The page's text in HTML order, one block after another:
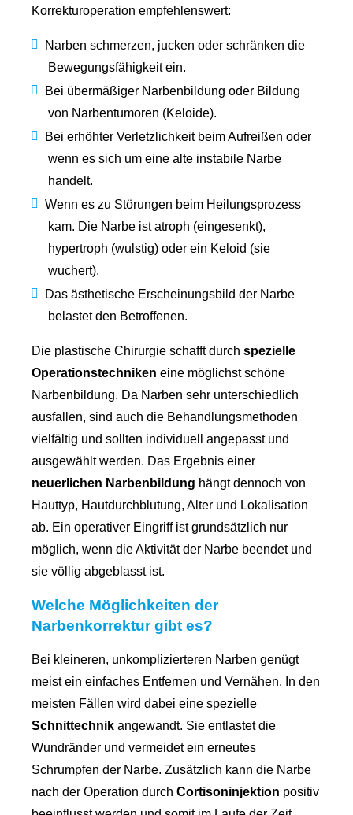
Korrekturoperation empfehlenswert:
Narben schmerzen, jucken oder schränken die
Bewegungsfähigkeit ein.
Bei übermäßiger Narbenbildung oder Bildung
von Narbentumoren (Keloide).
Bei erhöhter Verletzlichkeit beim Aufreißen oder
wenn es sich um eine alte instabile Narbe
handelt.
Wenn es zu Störungen beim Heilungsprozess
kam. Die Narbe ist atroph (eingesenkt),
hypertroph (wulstig) oder ein Keloid (sie
wuchert).
Das ästhetische Erscheinungsbild der Narbe
belastet den Betroffenen.
Die plastische Chirurgie schafft durch spezielle
Operationstechniken eine möglichst schöne
Narbenbildung. Da Narben sehr unterschiedlich
ausfallen, sind auch die Behandlungsmethoden
vielfältig und sollten individuell angepasst und
ausgewählt werden. Das Ergebnis einer
neuerlichen Narbenbildung hängt dennoch von
Hauttyp, Hautdurchblutung, Alter und Lokalisation
ab. Ein operativer Eingriff ist grundsätzlich nur
möglich, wenn die Aktivität der Narbe beendet und
sie völlig abgeblasst ist.
Welche Möglichkeiten der
Narbenkorrektur gibt es?
Bei kleineren, unkomplizierteren Narben genügt
meist ein einfaches Entfernen und Vernähen. In den
meisten Fällen wird dabei eine spezielle
Schnittechnik angewandt. Sie entlastet die
Wundränder und vermeidet ein erneutes
Schrumpfen der Narbe. Zusätzlich kann die Narbe
nach der Operation durch Cortisoninjektion positiv